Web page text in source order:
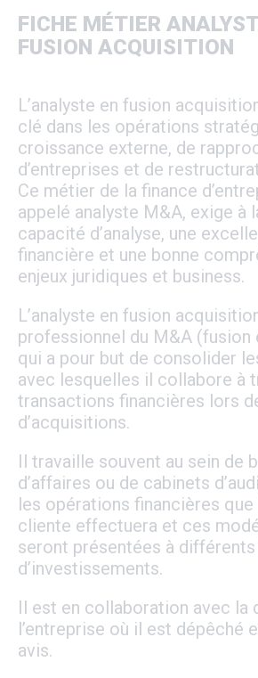
FICHE MÉTIER
FUSION ACQUISITION
L’analyste en fusion
clé dans les opérations
croissance externe, de
d’entreprises et de
Ce métier de la finance
appelé analyste M&A, exige à
capacité d’analyse, une
financière et une bonne
enjeux juridiques et business.
L’analyste en fusion
professionnel du M&A
qui a pour but de consolider
avec lesquelles il collabore à
transactions financières lors
d’acquisitions.
Il travaille souvent au sein de
d’affaires ou de cabinets
les opérations financières que
cliente effectuera et ces
seront présentées à
d’investissements.
Il est en collaboration avec la
l’entreprise où il est dépêché
avis.